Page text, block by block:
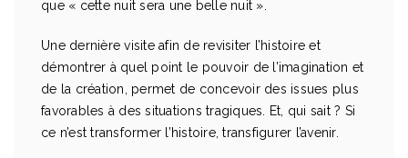
que « cette nuit sera une belle nuit ».
Une dernière visite afin de revisiter l’histoire et
démontrer à quel point le pouvoir de l’imagination et
de la création, permet de concevoir des issues plus
favorables à des situations tragiques. Et, qui sait ? Si
ce n’est transformer l’histoire, transfigurer l’avenir.